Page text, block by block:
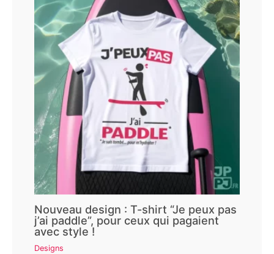
Nouveau design : T-shirt “Je peux pas
j’ai paddle”, pour ceux qui pagaient
avec style !
Designs